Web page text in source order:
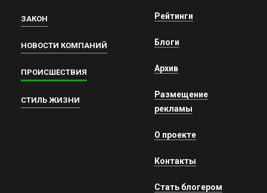
ЗАКОН
НОВОСТИ КОМПАНИЙ
ПРОИСШЕСТВИЯ
СТИЛЬ ЖИЗНИ
Рейтинги
Блоги
Архив
Размещение
рекламы
О проекте
Контакты
Стать блогером